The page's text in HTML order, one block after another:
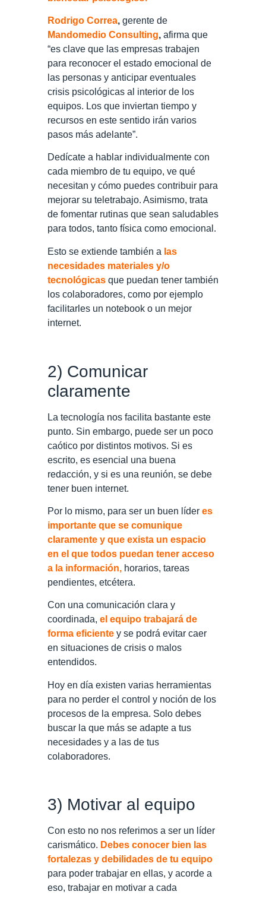
Rodrigo Correa, gerente de
Mandomedio Consulting, afirma que
“es clave que las empresas trabajen
para reconocer el estado emocional de
las personas y anticipar eventuales
crisis psicológicas al interior de los
equipos. Los que inviertan tiempo y
recursos en este sentido irán varios
pasos más adelante”.
Dedícate a hablar individualmente con
cada miembro de tu equipo, ve qué
necesitan y cómo puedes contribuir para
mejorar su teletrabajo. Asimismo, trata
de fomentar rutinas que sean saludables
para todos, tanto física como emocional.
Esto se extiende también a las
necesidades materiales y/o
tecnológicas que puedan tener también
los colaboradores, como por ejemplo
facilitarles un notebook o un mejor
internet.
2) Comunicar
claramente
La tecnología nos facilita bastante este
punto. Sin embargo, puede ser un poco
caótico por distintos motivos. Si es
escrito, es esencial una buena
redacción, y si es una reunión, se debe
tener buen internet.
Por lo mismo, para ser un buen líder es
importante que se comunique
claramente y que exista un espacio
en el que todos puedan tener acceso
a la información, horarios, tareas
pendientes, etcétera.
Con una comunicación clara y
coordinada, el equipo trabajará de
forma eficiente y se podrá evitar caer
en situaciones de crisis o malos
entendidos.
Hoy en día existen varias herramientas
para no perder el control y noción de los
procesos de la empresa. Solo debes
buscar la que más se adapte a tus
necesidades y a las de tus
colaboradores.
3) Motivar al equipo
Con esto no nos referimos a ser un líder
carismático. Debes conocer bien las
fortalezas y debilidades de tu equipo
para poder trabajar en ellas, y acorde a
eso, trabajar en motivar a cada